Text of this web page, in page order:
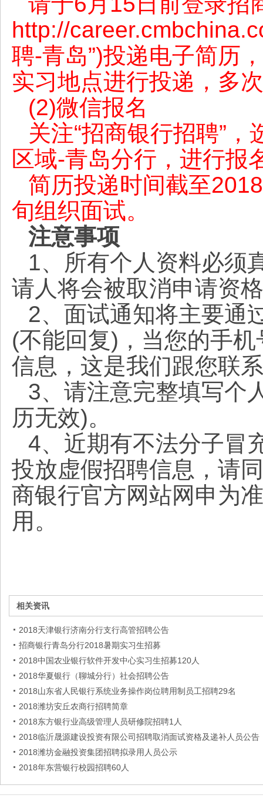
http://
聘-青岛”)投递电子简历
实习地点进行投递，多
(2)微信报名
关注“招商银行招聘”
区域-青岛分行，进行报
简历投递时间截至
旬组织面试。
注意事项
1、所有个人资料必须
请人将会被取消申请资
2、面试通知将主要通
(不能回复)，当您的手
信息，这是我们跟您联
3、请注意完整填写个
历无效)。
4、近期有不法分子冒
投放虚假招聘信息，请
商银行官方网站网申为
用。
相关资讯
2018天津银行济南分行支行高管招聘公告
招商银行青岛分行2018暑期实习生招募
2018中国农业银行软件开发中心实习生招募120人
2018华夏银行（聊城分行）社会招聘公告
2018山东省人民银行系统业务操作岗位聘用制员工招聘29名
2018潍坊安丘农商行招聘简章
2018东方银行业高级管理人员研修院招聘1人
2018临沂晟源建设投资有限公司招聘取消面试资格及递补人员公告
2018潍坊金融投资集团招聘拟录用人员公示
2018年东营银行校园招聘60人